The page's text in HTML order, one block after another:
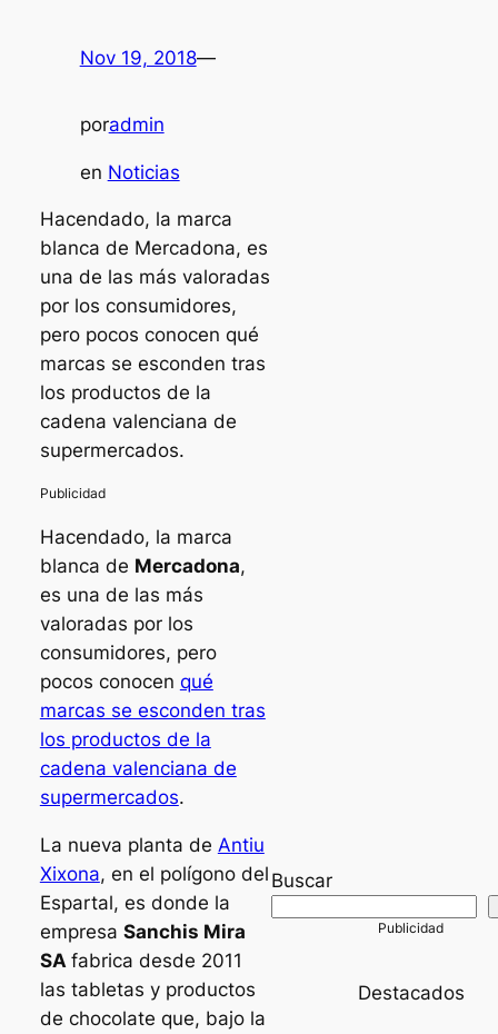
Nov 19, 2018—
poradmin
en Noticias
Hacendado, la marca
blanca de Mercadona, es
una de las más valoradas
por los consumidores,
pero pocos conocen qué
marcas se esconden tras
los productos de la
cadena valenciana de
supermercados.
Hacendado, la marca
blanca de Mercadona,
es una de las más
valoradas por los
consumidores, pero
pocos conocen qué
marcas se esconden tras
los productos de la
cadena valenciana de
supermercados.
La nueva planta de Antiu
Xixona, en el polígono del
Espartal, es donde la
empresa Sanchis Mira
SA fabrica desde 2011
las tabletas y productos
de chocolate que, bajo la
Buscar
Destacados